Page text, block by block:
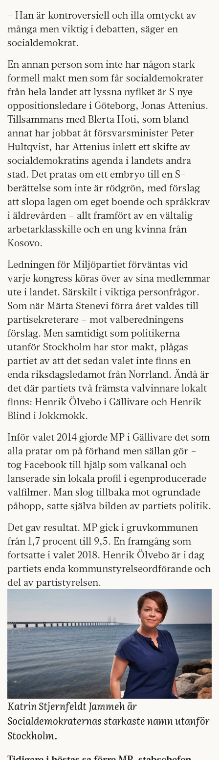
– Han är kontroversiell och illa omtyckt av
många men viktig i debatten, säger en
socialdemokrat.
En annan person som inte har någon stark
formell makt men som får socialdemokrater
från hela landet att lyssna nyfiket är S nye
oppositionsledare i Göteborg, Jonas Attenius.
Tillsammans med Blerta Hoti, som bland
annat har jobbat åt försvarsminister Peter
Hultqvist, har Attenius inlett ett skifte av
socialdemokratins agenda i landets andra
stad. Det pratas om ett embryo till en S-
berättelse som inte är rödgrön, med förslag
att slopa lagen om eget boende och språkkrav
i äldrevården – allt framfört av en vältalig
arbetarklass­kille och en ung kvinna från
Kosovo.
Ledningen för Miljöpartiet förväntas vid
varje kongress köras över av sina medlemmar
ute i landet. Särskilt i viktiga personfrågor.
Som när Märta Stenevi förra året valdes till
partisekreterare – mot valberedningens
förslag. Men samtidigt som politikerna
utanför Stockholm har stor makt, plågas
partiet av att det sedan valet inte finns en
enda riksdagsledamot från Norrland. Ändå är
det där partiets två främsta valvinnare lokalt
finns: Henrik Ölvebo i Gällivare och Henrik
Blind i Jokkmokk.
Inför valet 2014 gjorde MP i Gällivare det som
alla pratar om på förhand men sällan gör –
tog Facebook till hjälp som valkanal och
lanserade sin lokala profil i egenproducerade
valfilmer. Man slog tillbaka mot ogrundade
påhopp, satte själva bilden av partiets politik.
Det gav resultat. MP gick i gruvkommunen
från 1,7 procent till 9,5. En framgång som
fortsatte i valet 2018. Henrik Ölvebo är i dag
partiets enda kommunstyrelseordförande och
del av partistyrelsen.
Katrin Stjernfeldt Jammeh är
Socialdemokraternas starkaste namn utanför
Stockholm.